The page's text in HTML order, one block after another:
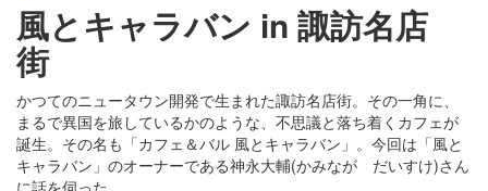
風とキャラバン in 諏訪名店
街
かつてのニュータウン開発で生まれた諏訪名店街。その一角に、
まるで異国を旅しているかのような、不思議と落ち着くカフェが
誕生。その名も「カフェ＆バル 風とキャラバン」。今回は「風と
キャラバン」のオーナーである神永大輔(かみなが だいすけ)さん
に話を伺った。